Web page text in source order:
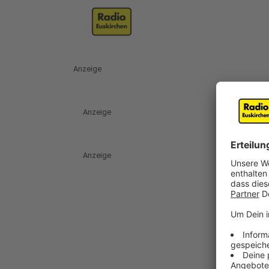
Anzeige
Anzeige
Anzeige